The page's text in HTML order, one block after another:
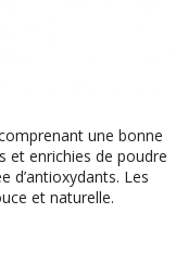
une bonne
et enrichies de poudre
d’antioxydants. Les
et naturelle.